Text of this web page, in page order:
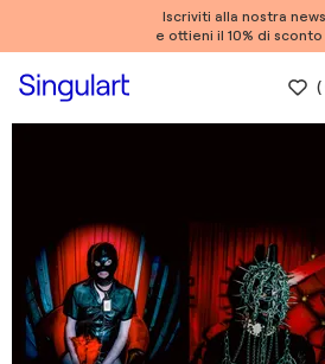
Iscriviti alla nostra
e ottieni il 10% di
(